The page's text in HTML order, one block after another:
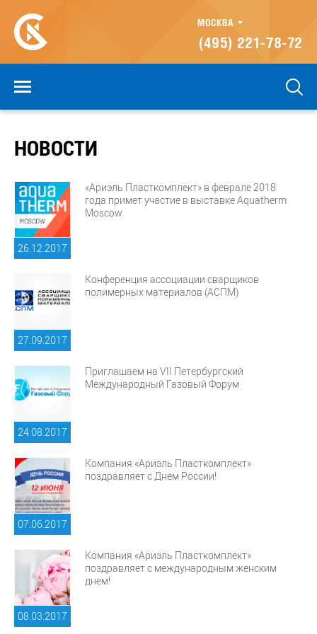
МОСКВА
(495) 221-78-72
НОВОСТИ
26.12.2017
«Ариэль Пласткомплект» в феврале 2018
года примет участие в выставке Aquatherm
Moscow
27.09.2017
Конференция ассоциации сварщиков
полимерных материалов (АСПМ)
24.08.2017
Приглашаем на VII Петербургский
Международный Газовый Форум
07.06.2017
Компания «Ариэль Пласткомплект»
поздравляет с Днем России!
08.03.2017
Компания «Ариэль Пласткомплект»
поздравляет с международным женским
днем!